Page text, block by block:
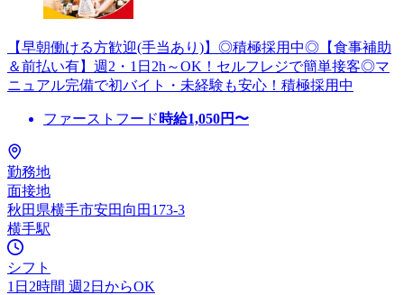
【早朝働ける方歓迎(手当あり)】◎積極採用中◎【食事補助
＆前払い有】週2・1日2h～OK！セルフレジで簡単接客◎マ
ニュアル完備で初バイト・未経験も安心！積極採用中
ファーストフード 時給1,050円〜
勤務地
面接地
秋田県横手市安田向田173-3
横手駅
シフト
1日2時間 週2日からOK